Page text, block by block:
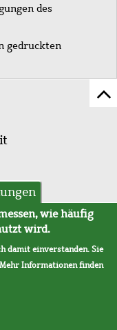
des
gedruckten
wie häufig
wird.
damit einverstanden. Sie
Informationen finden